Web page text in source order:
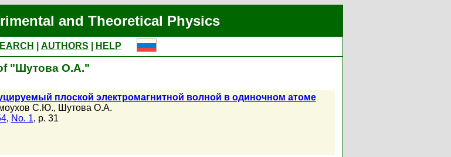
and Theoretical Physics
AUTHORS
HELP
"Шутова О.А."
плоской электромагнитной волной в одиночном атоме
С.Ю., Шутова О.А.
, No. 1, p. 31